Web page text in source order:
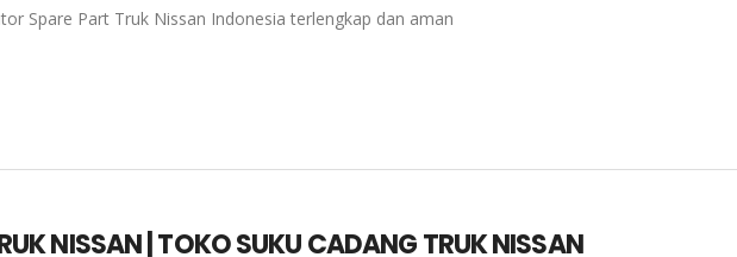
Spare Part Truk Nissan Indonesia terlengkap dan aman
NISSAN | TOKO SUKU CADANG TRUK NISSAN